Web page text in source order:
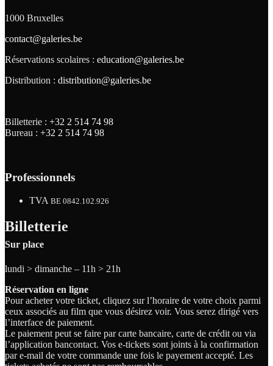
1000 Bruxelles
contact@galeries.be
Réservations scolaires : education@galeries.be
Distribution : distribution@galeries.be
Billetterie : +32 2 514 74 98
Bureau : +32 2 514 74 98
Professionnels
TVA BE 0842.102.926
Billetterie
Sur place
lundi > dimanche – 11h > 21h
Réservation en ligne
Pour acheter votre ticket, cliquez sur l’horaire de votre choix parmi
ceux associés au film que vous désirez voir. Vous serez dirigé vers
l’interface de paiement.
Le paiement peut se faire par carte bancaire, carte de crédit ou via
l’application bancontact. Vos e-tickets sont joints à la confirmation
par e-mail de votre commande une fois le payement accepté. Les